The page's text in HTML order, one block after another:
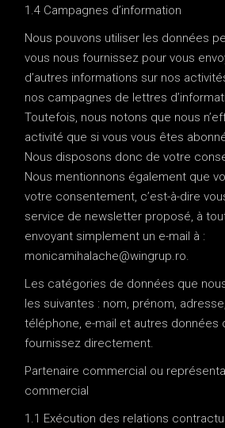
1.4 Campagnes d’information
Nous pouvons utiliser les données
vous nous fournissez pour vous
d’autres informations sur nos
nos campagnes de lettres
Toutefois, nous notons que nous
activité que si vous vous êtes
Nous disposons donc de votre
Nous mentionnons également que
votre consentement, c’est-à-dire
service de newsletter proposé, à
envoyant simplement un e-mail à :
monicamihalache@wingrup.ro.
Les catégories de données que
les suivantes : nom, prénom,
téléphone, e-mail et autres données
fournissez directement.
Partenaire commercial ou
commercial
1.1 Exécution des relations